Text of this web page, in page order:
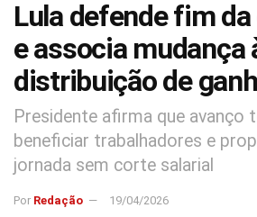
Lula defende fim da
e associa mudança
distribuição de
Presidente afirma que avanço
beneficiar trabalhadores e
jornada sem corte salarial
Por Redação 19/04/2026